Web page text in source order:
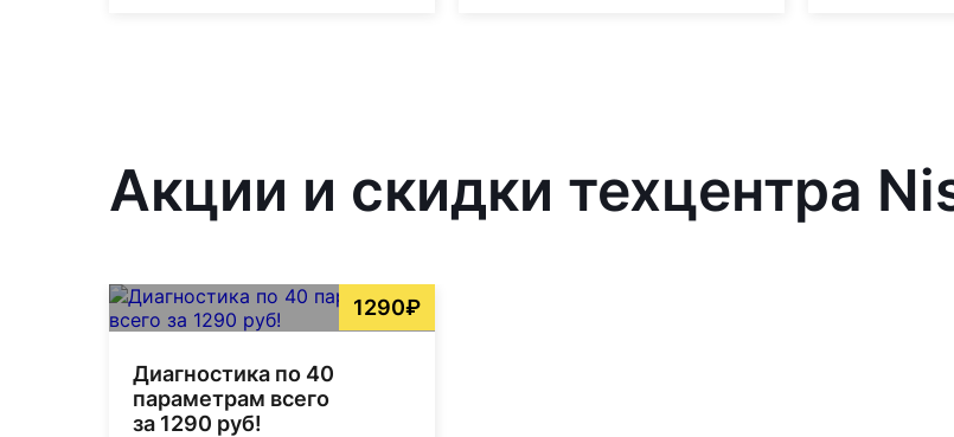
Акции и скидки техцентра
1290₽
Диагностика по 40
параметрам всего
за 1290 руб!